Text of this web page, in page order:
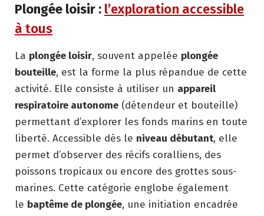
Plongée loisir : l’exploration accessible
à tous
La plongée loisir, souvent appelée plongée
bouteille, est la forme la plus répandue de cette
activité. Elle consiste à utiliser un appareil
respiratoire autonome (détendeur et bouteille)
permettant d’explorer les fonds marins en toute
liberté. Accessible dès le niveau débutant, elle
permet d’observer des récifs coralliens, des
poissons tropicaux ou encore des grottes sous-
marines. Cette catégorie englobe également
le baptême de plongée, une initiation encadrée